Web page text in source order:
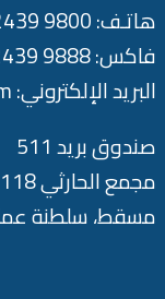
هاتـف: 9800 2439 968+
فاكس: 9888 2439 968+
البريد الإلكتروني: info@asaas.om
صندوق بريد 511
مجمع الحارثي 118
مسقط، سلطنة